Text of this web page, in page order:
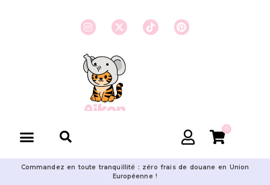
0
Commandez en toute tranquillité : zéro frais de douane en Union
Européenne !